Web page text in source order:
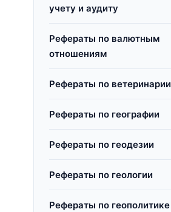
учету и аудиту
Рефераты по валютным
отношениям
Рефераты по ветеринарии
Рефераты по географии
Рефераты по геодезии
Рефераты по геологии
Рефераты по геополитике